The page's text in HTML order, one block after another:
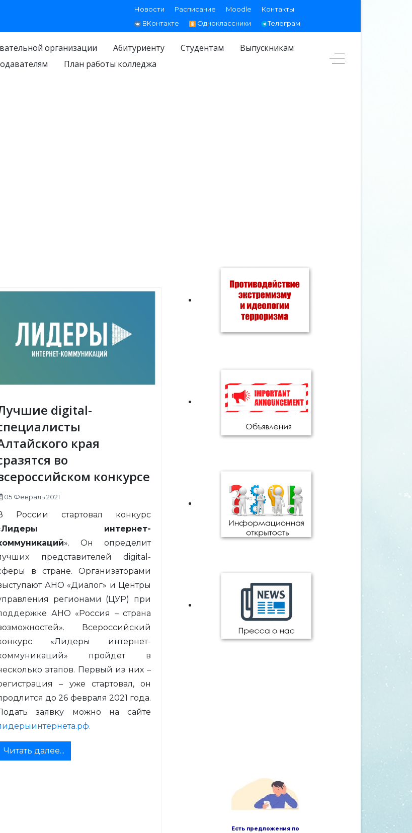
Новости Расписание Moodle
Контакты
ВКонтакте
Одноклассники Телеграм
организации Абитуриенту Студентам
Выпускникам
План работы колледжа
digital-
края
во
конкурсе
05 Февраль 2021
России стартовал конкурс
Лидеры интернет-
». Он определит
представителей digital-
в стране. Организаторами
АНО «Диалог» и Центры
регионами (ЦУР) при
АНО «Россия – страна
Всероссийский
«Лидеры интернет-
пройдет в
этапов. Первый из них –
– уже стартовал, он
до 26 февраля 2021 года.
заявку можно на сайте
.
Читать далее...
Есть предложения по